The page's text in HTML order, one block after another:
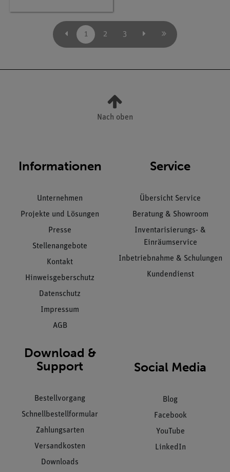
1 2 3
Nach oben
Informationen
Unternehmen
Projekte und Lösungen
Presse
Stellenangebote
Kontakt
Hinweisgeberschutz
Datenschutz
Impressum
AGB
Service
Übersicht Service
Beratung & Showroom
Inventarisierungs- &
Einräumservice
Inbetriebnahme & Schulungen
Kundendienst
Download &
Support
Bestellvorgang
Schnellbestellformular
Zahlungsarten
Versandkosten
Downloads
Social Media
Blog
Facebook
YouTube
LinkedIn